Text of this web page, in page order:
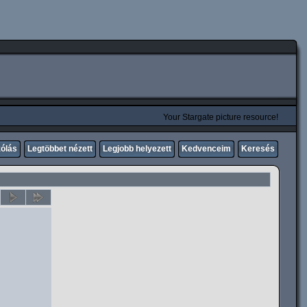
Your Stargate picture resource!
Legtöbbet nézett Legjobb helyezett Kedvenceim Keresés